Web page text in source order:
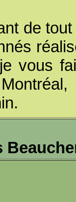
de
vous